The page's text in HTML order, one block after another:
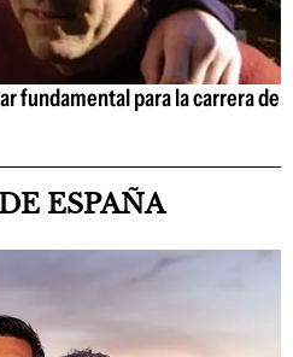
fundamental para la carrera de
ESPAÑA